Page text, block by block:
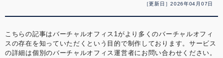
［更新日］2026年04月07日
こちらの記事はバーチャルオフィス1がより多くのバーチャルオフィ
スの存在を知っていただくという目的で制作しております。サービス
の詳細は個別のバーチャルオフィス運営者にお問い合わせください。